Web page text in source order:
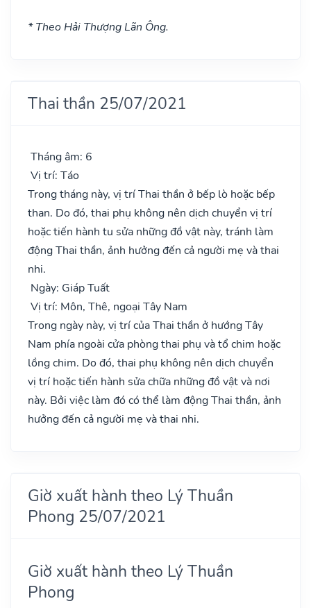
* Theo Hải Thượng Lãn Ông.
Thai thần 25/07/2021
Tháng âm: 6
Vị trí: Táo
Trong tháng này, vị trí Thai thần ở bếp lò hoặc bếp
than. Do đó, thai phụ không nên dịch chuyển vị trí
hoặc tiến hành tu sửa những đồ vật này, tránh làm
động Thai thần, ảnh hưởng đến cả người mẹ và thai
nhi.
Ngày: Giáp Tuất
Vị trí: Môn, Thê, ngoại Tây Nam
Trong ngày này, vị trí của Thai thần ở hướng Tây
Nam phía ngoài cửa phòng thai phụ và tổ chim hoặc
lồng chim. Do đó, thai phụ không nên dịch chuyển
vị trí hoặc tiến hành sửa chữa những đồ vật và nơi
này. Bởi việc làm đó có thể làm động Thai thần, ảnh
hưởng đến cả người mẹ và thai nhi.
Giờ xuất hành theo Lý Thuần
Phong 25/07/2021
Giờ xuất hành theo Lý Thuần
Phong